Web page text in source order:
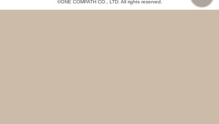
©ONE COMPATH CO., LTD. All rights reserved.